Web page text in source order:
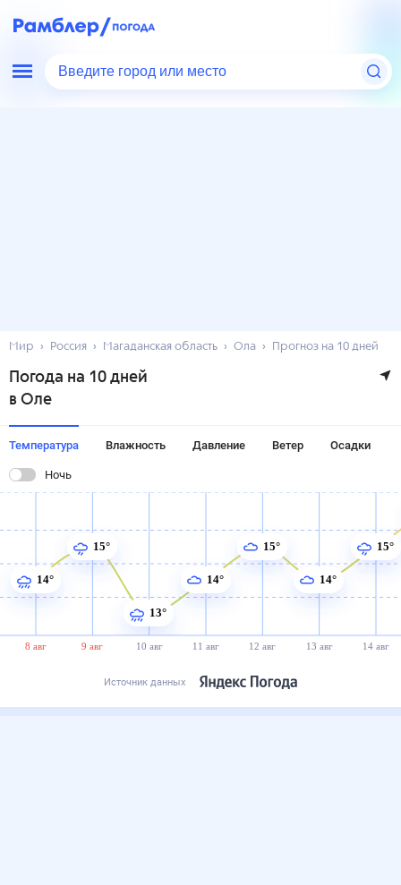
Введите город или место
Мир Россия Магаданская область Ола Прогноз на 10 дней
Погода на 10 дней
в Оле
Температура Влажность Давление Ветер Осадки
Ночь
8 авг 9 авг 10 авг 11 авг 12 авг 13 авг 14 авг
14°
15°
13°
14°
15°
14°
15°
Источник данных